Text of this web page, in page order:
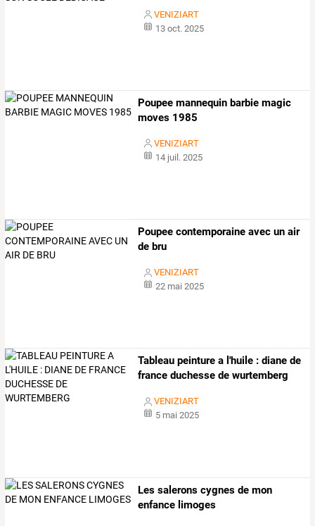
VENIZIART
13 oct. 2025
Poupee mannequin barbie magic
moves 1985
VENIZIART
14 juil. 2025
Poupee contemporaine avec un air
de bru
VENIZIART
22 mai 2025
Tableau peinture a l'huile : diane de
france duchesse de wurtemberg
VENIZIART
5 mai 2025
Les salerons cygnes de mon
enfance limoges